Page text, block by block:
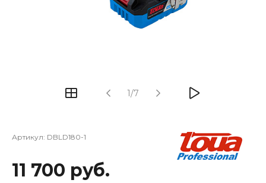
1/7
Артикул: DBLD180-1
11 700 руб.